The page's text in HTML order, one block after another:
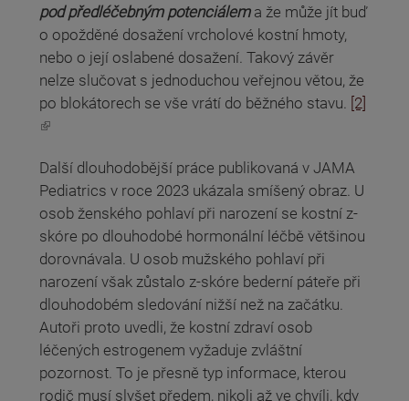
pod předléčebným potenciálema že může jít buď
o opožděné dosažení vrcholové kostní hmoty,
nebo o její oslabené dosažení. Takový závěr
nelze slučovat s jednoduchou veřejnou větou, že
po blokátorech se vše vrátí do běžného stavu. [2]
(odkaz je externí)
Další dlouhodobější práce publikovaná v JAMA
Pediatrics v roce 2023 ukázala smíšený obraz. U
osob ženského pohlaví při narození se kostní z-
skóre po dlouhodobé hormonální léčbě většinou
dorovnávala. U osob mužského pohlaví při
narození však zůstalo z-skóre bederní páteře při
dlouhodobém sledování nižší než na začátku.
Autoři proto uvedli, že kostní zdraví osob
léčených estrogenem vyžaduje zvláštní
pozornost. To je přesně typ informace, kterou
rodič musí slyšet předem, nikoli až ve chvíli, kdy